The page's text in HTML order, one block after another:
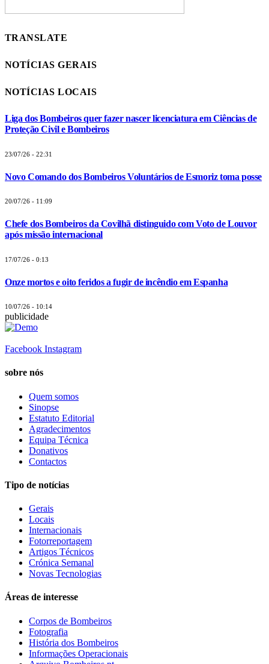
TRANSLATE
NOTÍCIAS GERAIS
NOTÍCIAS LOCAIS
Liga dos Bombeiros quer fazer nascer licenciatura em Ciências de
Proteção Civil e Bombeiros
23/07/26 - 22:31
Novo Comando dos Bombeiros Voluntários de Esmoriz toma posse
20/07/26 - 11:09
Chefe dos Bombeiros da Covilhã distinguido com Voto de Louvor
após missão internacional
17/07/26 - 0:13
Onze mortos e oito feridos a fugir de incêndio em Espanha
10/07/26 - 10:14
publicidade
Facebook Instagram
sobre nós
Quem somos
Sinopse
Estatuto Editorial
Agradecimentos
Equipa Técnica
Donativos
Contactos
Tipo de notícias
Gerais
Locais
Internacionais
Fotorreportagem
Artigos Técnicos
Crónica Semanal
Novas Tecnologias
Áreas de interesse
Corpos de Bombeiros
Fotografia
História dos Bombeiros
Informações Operacionais